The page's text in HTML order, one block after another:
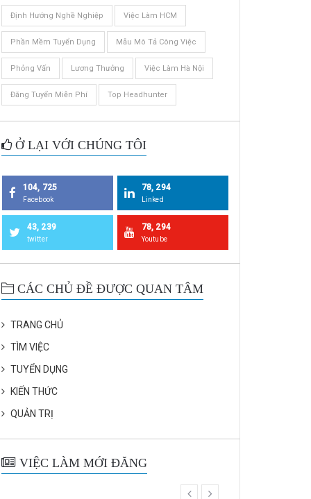
Định Hướng Nghề Nghiệp Việc Làm HCM
Phần Mềm Tuyển Dụng Mẫu Mô Tả Công Việc
Phỏng Vấn Lương Thưởng Việc Làm Hà Nội
Đăng Tuyển Miễn Phí Top Headhunter
Ở LẠI VỚI CHÚNG TÔI
104, 725
Facebook
78, 294
Linked
43, 239
twitter
78, 294
Youtube
CÁC CHỦ ĐỀ ĐƯỢC QUAN TÂM
TRANG CHỦ
TÌM VIỆC
TUYỂN DỤNG
KIẾN THỨC
QUẢN TRỊ
VIỆC LÀM MỚI ĐĂNG
prev